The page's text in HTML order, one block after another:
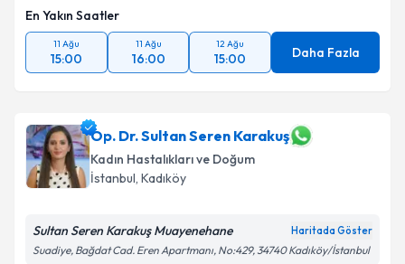
Takvim Talebini Gönder
En Yakın Saatler
11 Ağu
15:00
11 Ağu
16:00
12 Ağu
15:00 Daha Fazla
Op. Dr. Sultan Seren Karakuş
Kadın Hastalıkları ve Doğum
İstanbul, Kadıköy
Sultan Seren Karakuş Muayenehane Haritada Göster
Suadiye, Bağdat Cad. Eren Apartmanı, No:429, 34740 Kadıköy/İstanbul